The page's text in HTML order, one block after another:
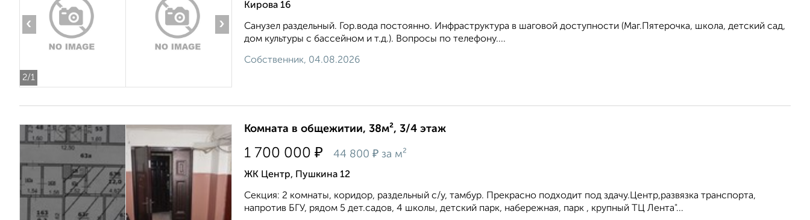
2/1
‹ ›
Кирова 16
Санузел раздельный. Гор.вода постоянно. Инфраструктура в шаговой доступности (Маг.Пятерочка, школа, детский сад,
дом культуры с бассейном и т.д.). Вопросы по телефону....
Собственник, 04.08.2026
Комната в общежитии, 38м², 3/4 этаж
1 700 000 ₽ 44 800 ₽ за м²
ЖК Центр, Пушкина 12
Секция: 2 комнаты, коридор, раздельный с/у, тамбур. Прекрасно подходит под здачу.Центр,развязка транспорта,
напротив БГУ, рядом 5 дет.садов, 4 школы, детский парк, набережная, парк , крупный ТЦ Лента"...